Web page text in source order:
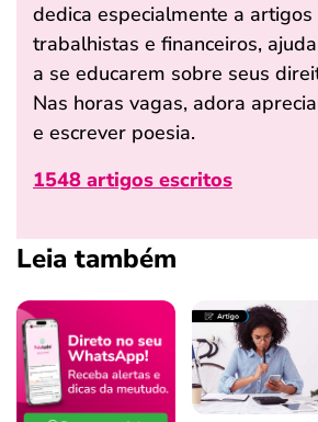
dedica especialmente a
trabalhistas e financeiros,
a se educarem sobre seus
Nas horas vagas, adora
e escrever poesia.
1548 artigos escritos
Leia também